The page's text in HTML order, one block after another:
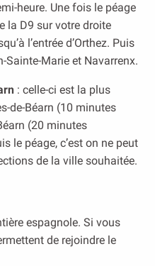
heure. Une fois le péage
la D9 sur votre droite
l’entrée d’Orthez. Puis
Sainte-Marie et Navarrenx.
: celle-ci est la plus
de-Béarn (10 minutes
(20 minutes
le péage, c’est on ne peut
de la ville souhaitée.
espagnole. Si vous
de rejoindre le